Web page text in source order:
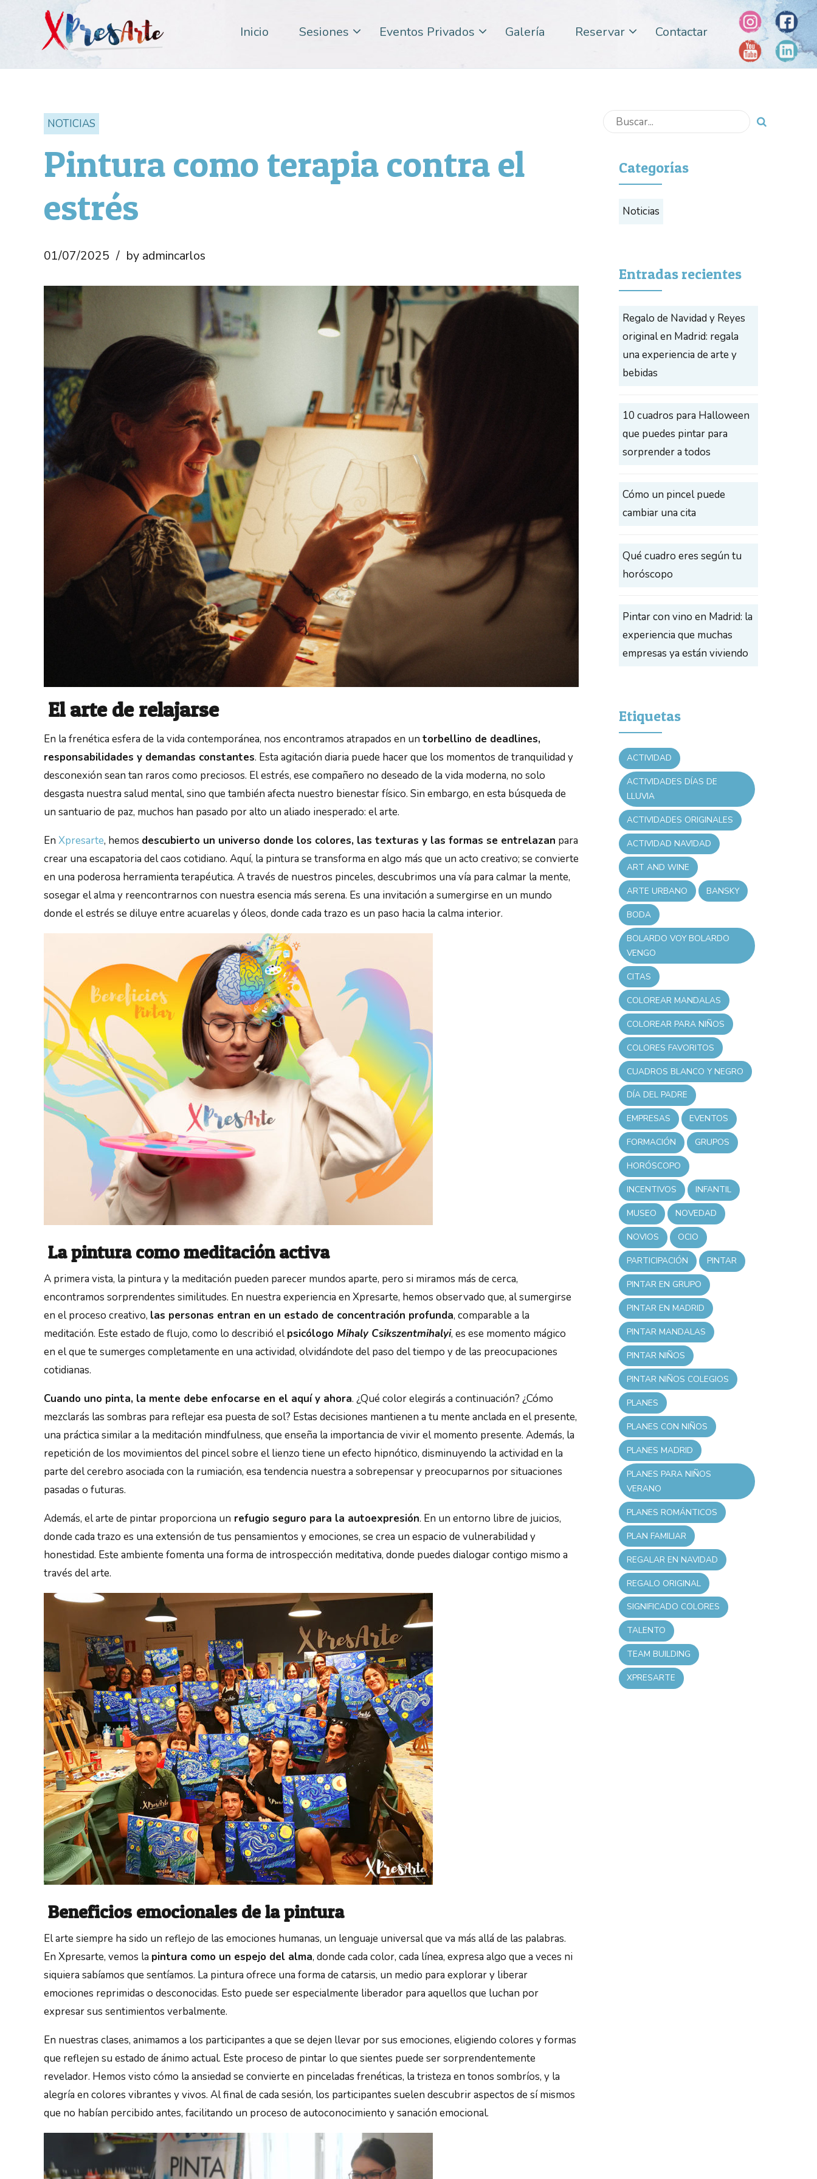
Inicio Sesiones Eventos Privados Galería Reservar Contactar
NOTICIAS
Pintura como terapia contra el
estrés
01/07/2025 by admincarlos
El arte de relajarse
En la frenética esfera de la vida contemporánea, nos encontramos atrapados en un torbellino de deadlines,
responsabilidades y demandas constantes. Esta agitación diaria puede hacer que los momentos de tranquilidad y
desconexión sean tan raros como preciosos. El estrés, ese compañero no deseado de la vida moderna, no solo
desgasta nuestra salud mental, sino que también afecta nuestro bienestar físico. Sin embargo, en esta búsqueda de
un santuario de paz, muchos han pasado por alto un aliado inesperado: el arte.
En Xpresarte, hemos descubierto un universo donde los colores, las texturas y las formas se entrelazan para
crear una escapatoria del caos cotidiano. Aquí, la pintura se transforma en algo más que un acto creativo; se convierte
en una poderosa herramienta terapéutica. A través de nuestros pinceles, descubrimos una vía para calmar la mente,
sosegar el alma y reencontrarnos con nuestra esencia más serena. Es una invitación a sumergirse en un mundo
donde el estrés se diluye entre acuarelas y óleos, donde cada trazo es un paso hacia la calma interior.
La pintura como meditación activa
A primera vista, la pintura y la meditación pueden parecer mundos aparte, pero si miramos más de cerca,
encontramos sorprendentes similitudes. En nuestra experiencia en Xpresarte, hemos observado que, al sumergirse
en el proceso creativo, las personas entran en un estado de concentración profunda, comparable a la
meditación. Este estado de flujo, como lo describió elpsicólogo Mihaly Csikszentmihalyi, es ese momento mágico
en el que te sumerges completamente en una actividad, olvidándote del paso del tiempo y de las preocupaciones
cotidianas.
Cuando uno pinta, la mente debe enfocarse en el aquí y ahora. ¿Qué color elegirás a continuación? ¿Cómo
mezclarás las sombras para reflejar esa puesta de sol? Estas decisiones mantienen a tu mente anclada en el presente,
una práctica similar a la meditación mindfulness, que enseña la importancia de vivir el momento presente. Además, la
repetición de los movimientos del pincel sobre el lienzo tiene un efecto hipnótico, disminuyendo la actividad en la
parte del cerebro asociada con la rumiación, esa tendencia nuestra a sobrepensar y preocuparnos por situaciones
pasadas o futuras.
Además, el arte de pintar proporciona un refugio seguro para la autoexpresión. En un entorno libre de juicios,
donde cada trazo es una extensión de tus pensamientos y emociones, se crea un espacio de vulnerabilidad y
honestidad. Este ambiente fomenta una forma de introspección meditativa, donde puedes dialogar contigo mismo a
través del arte.
Beneficios emocionales de la pintura
El arte siempre ha sido un reflejo de las emociones humanas, un lenguaje universal que va más allá de las palabras.
En Xpresarte, vemos la pintura como un espejo del alma, donde cada color, cada línea, expresa algo que a veces ni
siquiera sabíamos que sentíamos. La pintura ofrece una forma de catarsis, un medio para explorar y liberar
emociones reprimidas o desconocidas. Esto puede ser especialmente liberador para aquellos que luchan por
expresar sus sentimientos verbalmente.
En nuestras clases, animamos a los participantes a que se dejen llevar por sus emociones, eligiendo colores y formas
que reflejen su estado de ánimo actual. Este proceso de pintar lo que sientes puede ser sorprendentemente
revelador. Hemos visto cómo la ansiedad se convierte en pinceladas frenéticas, la tristeza en tonos sombríos, y la
alegría en colores vibrantes y vivos. Al final de cada sesión, los participantes suelen descubrir aspectos de sí mismos
que no habían percibido antes, facilitando un proceso de autoconocimiento y sanación emocional.
Categorías
Noticias
Entradas recientes
Regalo de Navidad y Reyes
original en Madrid: regala
una experiencia de arte y
bebidas
10 cuadros para Halloween
que puedes pintar para
sorprender a todos
Cómo un pincel puede
cambiar una cita
Qué cuadro eres según tu
horóscopo
Pintar con vino en Madrid: la
experiencia que muchas
empresas ya están viviendo
Etiquetas
ACTIVIDAD
ACTIVIDADES DÍAS DE
LLUVIA
ACTIVIDADES ORIGINALES
ACTIVIDAD NAVIDAD
ART AND WINE
ARTE URBANO BANSKY
BODA
BOLARDO VOY BOLARDO
VENGO
CITAS
COLOREAR MANDALAS
COLOREAR PARA NIÑOS
COLORES FAVORITOS
CUADROS BLANCO Y NEGRO
DÍA DEL PADRE
EMPRESAS EVENTOS
FORMACIÓN GRUPOS
HORÓSCOPO
INCENTIVOS INFANTIL
MUSEO NOVEDAD
NOVIOS OCIO
PARTICIPACIÓN PINTAR
PINTAR EN GRUPO
PINTAR EN MADRID
PINTAR MANDALAS
PINTAR NIÑOS
PINTAR NIÑOS COLEGIOS
PLANES
PLANES CON NIÑOS
PLANES MADRID
PLANES PARA NIÑOS
VERANO
PLANES ROMÁNTICOS
PLAN FAMILIAR
REGALAR EN NAVIDAD
REGALO ORIGINAL
SIGNIFICADO COLORES
TALENTO
TEAM BUILDING
XPRESARTE